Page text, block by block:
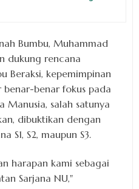
Bumbu, Muhammad
dukung rencana
Beraksi, kepemimpinan
benar-benar fokus pada
Manusia, salah satunya
dibuktikan dengan
S1, S2, maupun S3.
harapan kami sebagai
Sarjana NU,"